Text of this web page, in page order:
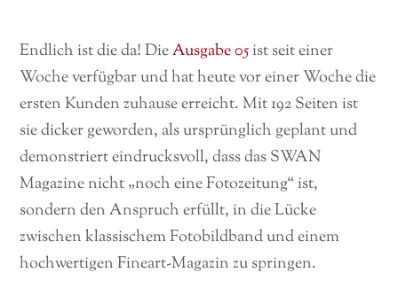
Endlich ist die da! DieAusgabe 05ist seit einer
Woche verfügbar und hat heute vor einer Woche die
ersten Kunden zuhause erreicht. Mit 192 Seiten ist
sie dicker geworden, als ursprünglich geplant und
demonstriert eindrucksvoll, dass das SWAN
Magazine nicht „noch eine Fotozeitung“ ist,
sondern den Anspruch erfüllt, in die Lücke
zwischen klassischem Fotobildband und einem
hochwertigen Fineart-Magazin zu springen.